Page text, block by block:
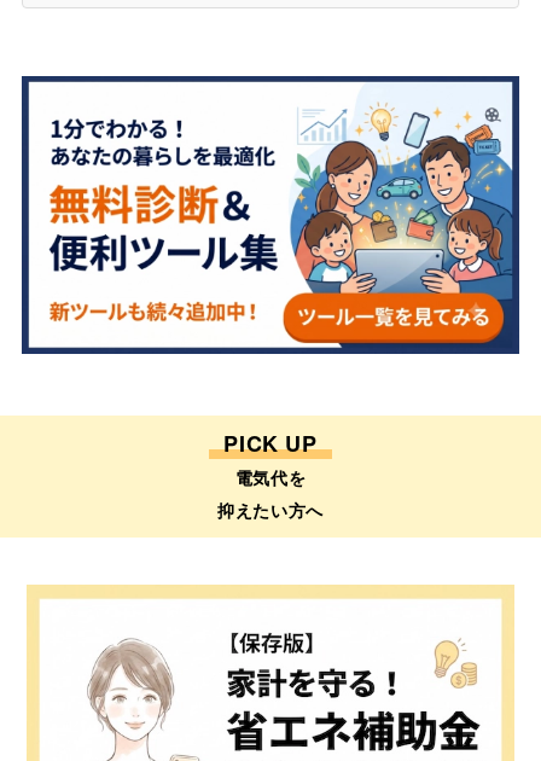
PICK UP
電気代を
抑えたい方へ